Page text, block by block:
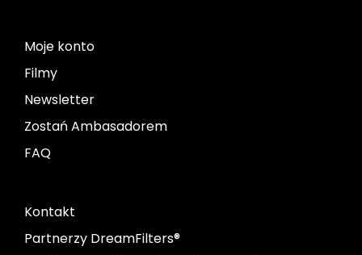
Moje konto
Filmy
Newsletter
Zostań Ambasadorem
FAQ
Kontakt
Partnerzy DreamFilters®